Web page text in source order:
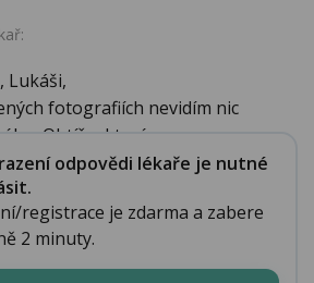
Lukáši,
fotografiích nevidím nic
Obtíže, které ...
odpovědi lékaře je nutné
registrace je zdarma a zabere
2 minuty.